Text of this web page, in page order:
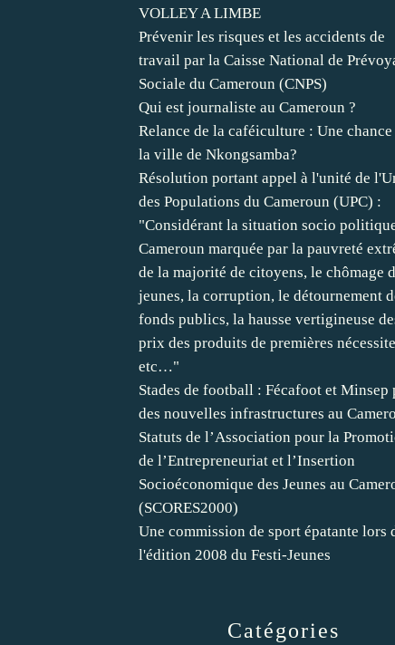
Catégories
VOLLEY A LIMBE
Prévenir les risques et les accidents de
travail par la Caisse National de
Sociale du Cameroun (CNPS)
Qui est journaliste au Cameroun ?
Relance de la caféiculture : Une
la ville de Nkongsamba?
Résolution portant appel à l'unité de
des Populations du Cameroun (UPC) :
"Considérant la situation socio
Cameroun marquée par la pauvreté
de la majorité de citoyens, le chômage
jeunes, la corruption, le détournement
fonds publics, la hausse vertigineuse
prix des produits de premières
etc…"
Stades de football : Fécafoot et Minsep
des nouvelles infrastructures au
Statuts de l’Association pour la
de l’Entrepreneuriat et l’Insertion
Socioéconomique des Jeunes au
(SCORES2000)
Une commission de sport épatante lors
l'édition 2008 du Festi-Jeunes